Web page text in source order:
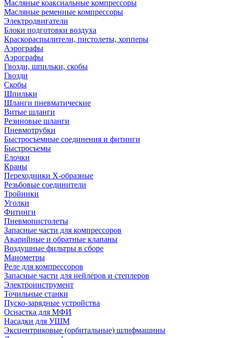
Масляные коаксиальные компрессоры
Масляные ременные компрессоры
Электродвигатели
Блоки подготовки воздуха
Краскораспылители, пистолеты, хопперы
Аэрографы
Аэрографы
Гвозди, шпильки, скобы
Гвозди
Скобы
Шпильки
Шланги пневматические
Витые шланги
Резиновые шланги
Пневмотрубки
Быстросъемные соединения и фитинги
Быстросъемы
Елочки
Краны
Переходники Х-образные
Резьбовые соединители
Тройники
Уголки
Фитинги
Пневмопистолеты
Запасные части для компрессоров
Аварийные и обратные клапаны
Воздушные фильтры в сборе
Манометры
Реле для компрессоров
Запасные части для нейлеров и степлеров
Электроинструмент
Точильные станки
Пуско-зарядные устройства
Оснастка для МФИ
Насадки для УШМ
Эксцентриковые (орбитальные) шлифмашины